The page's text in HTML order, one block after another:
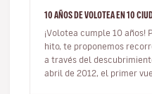
10 AÑOS DE VOLOTEA EN 10
¡Volotea cumple 10
hito, te proponemos
a través del descubrimiento
abril de 2012, el primer